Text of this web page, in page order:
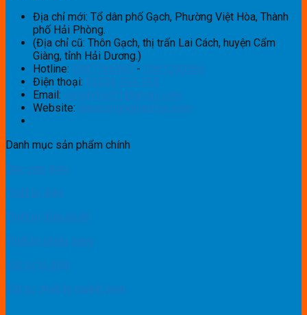
Địa chỉ mới: Tổ dân phố Gạch, Phường Việt Hòa, Thành
phố Hải Phòng.
(Địa chỉ cũ: Thôn Gạch, thị trấn Lai Cách, huyện Cẩm
Giàng, tỉnh Hải Dương.)
Hotline: 0987766060 - 0961290366
Điện thoại: 02206 555 755
Email: congtyfgc01@gmail.com
Website: diencongnghiepfgc.com
Danh mục sản phẩm chính
Dây, cáp điện
Thiết bị điện
Thiết bị điều khiển
Thiết bị chiếu sáng
Vật tư tủ điện
Vật tư, thiết bị ngành lạnh